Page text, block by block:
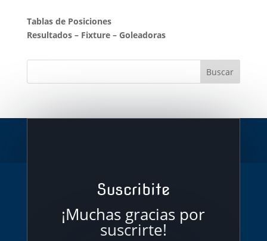
Tablas de Posiciones
Resultados– Fixture– Goleadoras
Suscribite
¡Muchas gracias por
suscrirte!